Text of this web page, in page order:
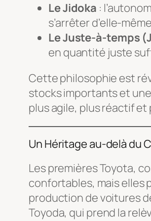
Le Jidoka :
s’arrêter d’elle-
Le Juste-à-temps
en quantité juste
Cette philosophie est
stocks importants et
plus agile, plus réactif
Un Héritage au-delà du
Les premières Toyota,
confortables, mais elles
production de voitures
Toyoda, qui prend la